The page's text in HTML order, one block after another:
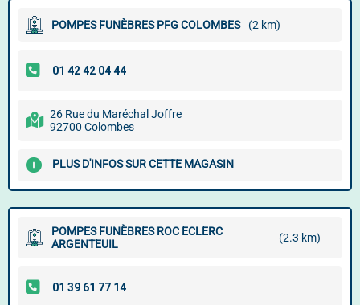
POMPES FUNÈBRES PFG COLOMBES (2 km)
26 Rue du Maréchal Joffre
92700 Colombes
PLUS D'INFOS SUR CETTE MAGASIN
POMPES FUNÈBRES ROC ECLERC
ARGENTEUIL
(2.3 km)